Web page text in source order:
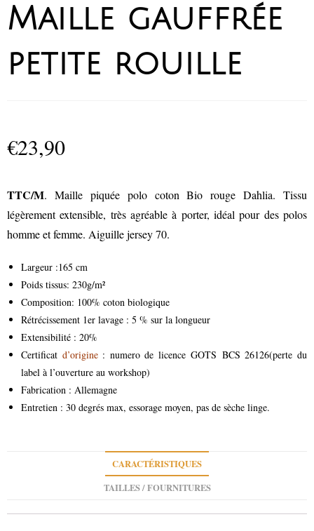
Maille gauffrée
petite rouille
€23,90
TTC/M. Maille piquée polo coton Bio rouge Dahlia. Tissu
légèrement extensible, très agréable à porter, idéal pour des polos
homme et femme. Aiguille jersey 70.
Largeur :165 cm
Poids tissus: 230g/m²
Composition: 100% coton biologique
Rétrécissement 1er lavage : 5 % sur la longueur
Extensibilité : 20%
Certificat d’origine: numero de licence GOTS BCS 26126(perte du
label à l’ouverture au workshop)
Fabrication : Allemagne
Entretien : 30 degrés max, essorage moyen, pas de sèche linge.
CARACTÉRISTIQUES
TAILLES / FOURNITURES